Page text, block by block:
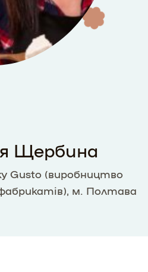
Щербина
Gusto (виробництво
м. Полтава